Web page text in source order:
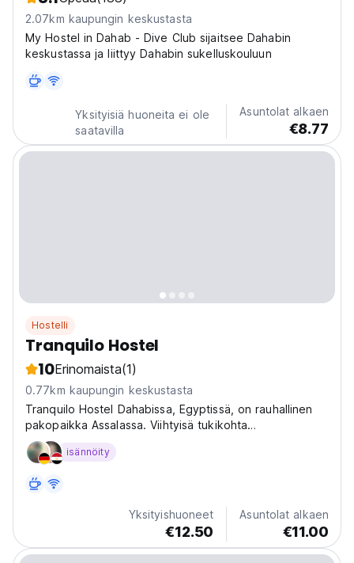
2.07km kaupungin keskustasta
My Hostel in Dahab - Dive Club sijaitsee Dahabin
keskustassa ja liittyy Dahabin sukelluskouluun
Yksityisiä huoneita ei ole
saatavilla
Asuntolat alkaen
€8.77
Hostelli
Tranquilo Hostel
10Erinomaista(1)
0.77km kaupungin keskustasta
Tranquilo Hostel Dahabissa, Egyptissä, on rauhallinen
pakopaikka Assalassa. Viihtyisä tukikohta
Punaisenmeren sukellukselle, aavikkoseikkailuille ja
rentoutumiselle. Ihanteellinen yksin matkustaville. (Auto-
isännöity
Yksityishuoneet
€12.50
Asuntolat alkaen
€11.00